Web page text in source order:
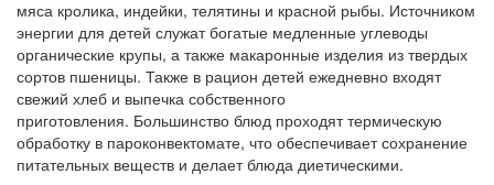
мяса кролика, индейки, телятины и красной рыбы. Источником
энергии для детей служат богатые медленные углеводы
органические крупы, а также макаронные изделия из твердых
сортов пшеницы. Также в рацион детей ежедневно входят
свежий хлеб и выпечка собственного
приготовления. Большинство блюд проходят термическую
обработку в пароконвектомате, что обеспечивает сохранение
питательных веществ и делает блюда диетическими.